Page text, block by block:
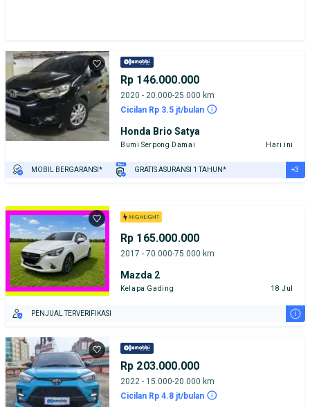
Rp 146.000.000
2020 - 20.000-25.000 km
Cicilan Rp 3.5 jt/bulan
Honda Brio Satya
Bumi Serpong Damai Hari ini
MOBIL BERGARANSI* GRATIS ASURANSI 1 TAHUN* +3
Rp 165.000.000
2017 - 70.000-75.000 km
Mazda 2
Kelapa Gading 18 Jul
PENJUAL TERVERIFIKASI i
Rp 203.000.000
2022 - 15.000-20.000 km
Cicilan Rp 4.8 jt/bulan